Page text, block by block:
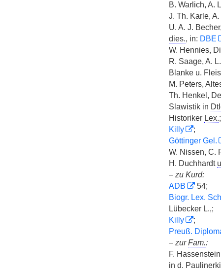
B. Warlich, A.
J. Th. Karle, A.
U. A. J.
dies., in: DBE
W. Hennies,
R. Saage, A. L.
Blanke u.
M. Peters,
Th. Henkel,
Slawistik in
Historiker Lex.;
Killy
;
Göttinger Gel.
W. Nissen, C.
H. Duchhardt
– zu Kurd:
ADB
54;
Biogr. Lex.
Lübecker L.,;
Killy
;
Preuß.
– zurFam.:
F.
in d.